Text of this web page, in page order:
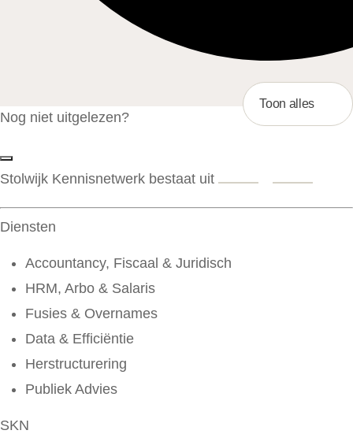
Nog niet uitgelezen?
Toon alles
Stolwijk Kennisnetwerk bestaat uit
Diensten
Accountancy, Fiscaal & Juridisch
HRM, Arbo & Salaris
Fusies & Overnames
Data & Efficiëntie
Herstructurering
Publiek Advies
SKN